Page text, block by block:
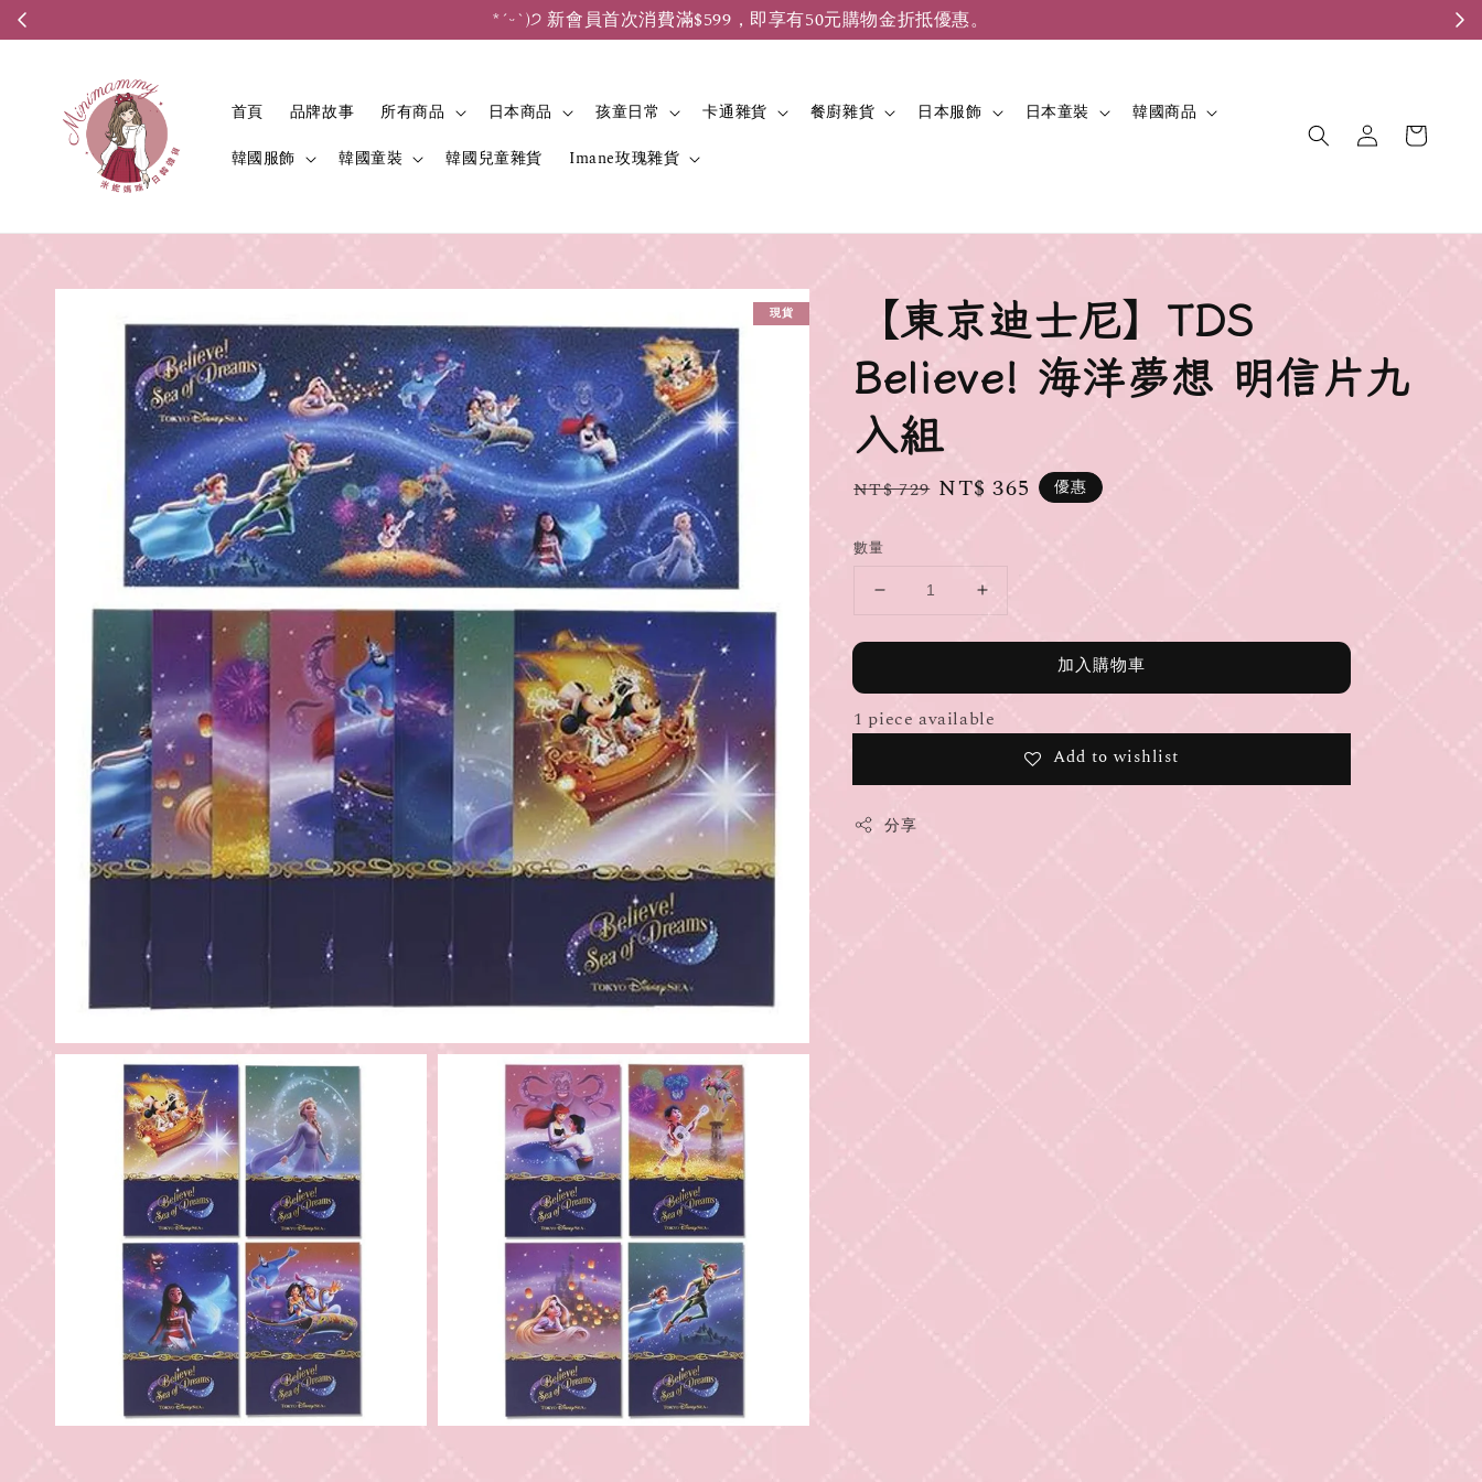
*ˊᵕˋ)੭ 新會員首次消費滿$599，即享有50元購物金折抵優惠。
首頁 品牌故事 所有商品 日本商品 孩童日常 卡通雜貨 餐廚雜貨 日本服飾 日本童裝
韓國商品
韓國服飾
韓國童裝 韓國兒童雜貨 Imane玫瑰雜貨
現貨
【東京迪士尼】TDS
Believe! 海洋夢想 明信片九
入組
Regular
NT$ 729 Sale
NT$ 365 優惠
數量
加入購物車
1 piece available
Add to wishlist
分享